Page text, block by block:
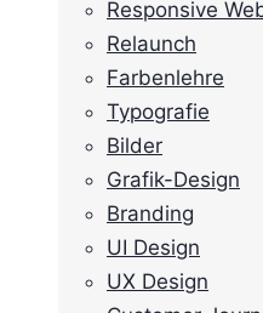
Responsive
Relaunch
Farbenlehre
Typografie
Bilder
Grafik-Design
Branding
UI Design
UX Design